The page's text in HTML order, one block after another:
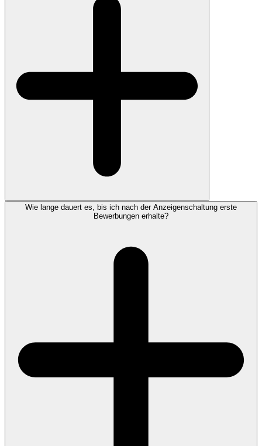
Wie lange dauert es, bis ich nach der Anzeigenschaltung erste
Bewerbungen erhalte?